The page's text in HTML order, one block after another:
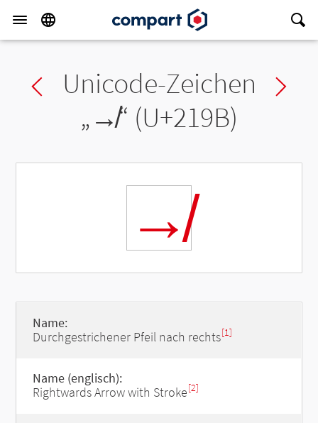
Previous char
Unicode-Zeichen
„ ↛“ (U+219B)
↛
Name:
Durchgestrichener Pfeil nach rechts[1]
Name (englisch):
Rightwards Arrow with Stroke[2]